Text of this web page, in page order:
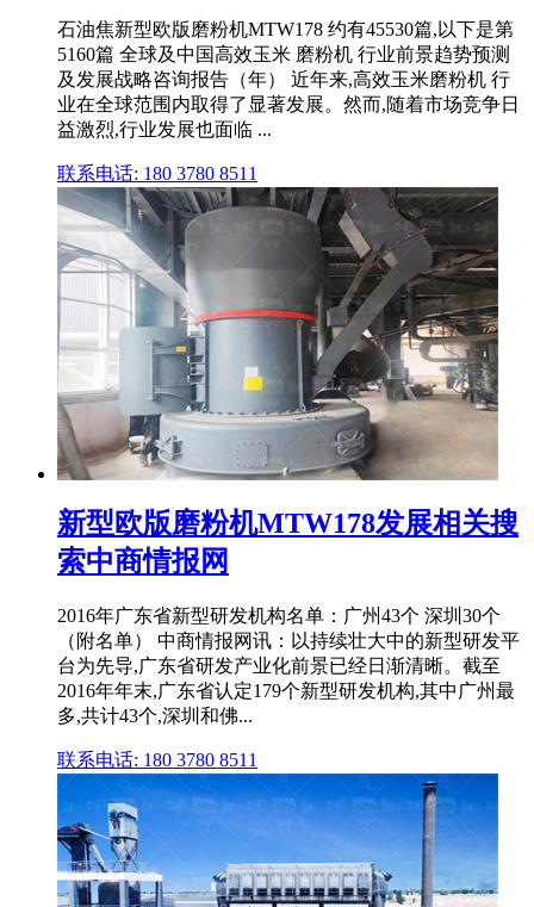
石油焦新型欧版磨粉机MTW178 约有45530篇,以下是第
5160篇 全球及中国高效玉米 磨粉机 行业前景趋势预测
及发展战略咨询报告（年） 近年来,高效玉米磨粉机 行
业在全球范围内取得了显著发展。然而,随着市场竞争日
益激烈,行业发展也面临 ...
联系电话: 180 3780 8511
新型欧版磨粉机MTW178发展相关搜
索中商情报网
2016年广东省新型研发机构名单：广州43个 深圳30个
（附名单） 中商情报网讯：以持续壮大中的新型研发平
台为先导,广东省研发产业化前景已经日渐清晰。截至
2016年年末,广东省认定179个新型研发机构,其中广州最
多,共计43个,深圳和佛...
联系电话: 180 3780 8511